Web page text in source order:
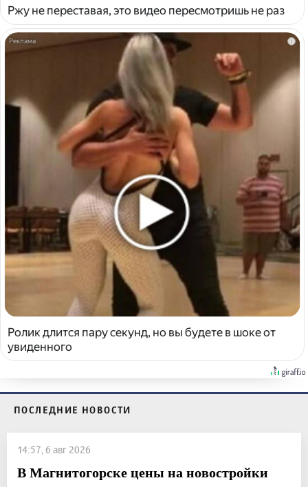
Ржу не переставая, это видео пересмотришь не раз
i
Ролик длится пару секунд, но вы будете в шоке от
увиденного
ПОСЛЕДНИЕ НОВОСТИ
14:57, 6 авг 2026
В Магнитогорске цены на новостройки